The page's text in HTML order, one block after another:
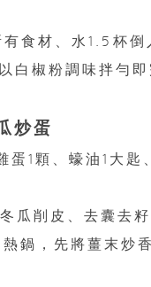
食材、水1.5杯
白椒粉調味拌勻即
炒蛋
蛋1顆、蠔油1大匙
瓜削皮、去囊去
鍋，先將薑末炒